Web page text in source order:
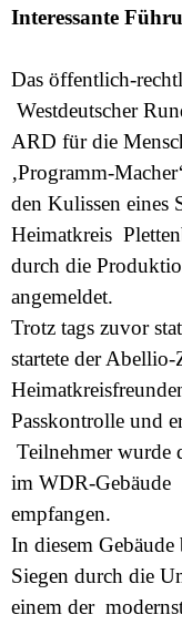
Interessante
Das öffentlich-
Westdeutscher
ARD für die
‚Programm-
den Kulissen eines
Heimatkreis
durch die
angemeldet.
Trotz tags zuvor
startete der
Passkontrolle und
Teilnehmer wurde
im WDR-Gebäude
empfangen.
In diesem
Siegen durch die
einem der